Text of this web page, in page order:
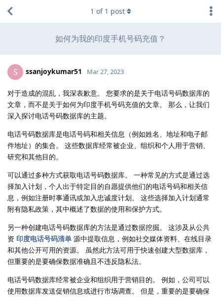
如何为我的印度手机号码充值？
1 of 1 post
S ssanjoykumar51 Mar 27, 2023
对于造成的混乱，我深表歉意。 您要求的是关于电话号码数据库的
文章，而不是关于如何为印度手机号码充值的文章。 那么，让我们
深入探讨电话号码数据库的主题。
电话号码数据库是电话号码和相关信息（例如姓名、地址和电子邮
件地址）的集合。 这些数据库经常被企业、组织和个人用于营销、
研究和其他目的。
可以通过多种方式获取电话号码数据库。 一种常见的方式是通过选
择加入计划，个人出于特定目的自愿提供他们的电话号码和相关信
息，例如注册时事通讯或加入忠诚度计划。 这些选择加入计划通常
附有隐私政策，其中概述了数据的使用和保护方式。
另一种创建电话号码数据库的方法是通过数据挖掘。 这涉及从公共
资 印度电话号码清单 源中提取信息，例如社交媒体资料、在线目录
和其他公开可用的资源。 虽然此方法可用于快速创建大型数据库，
但重要的是要确保数据准确且不违反隐私法。
电话号码数据库经常被企业和组织用于营销目的。 例如，公司可以
使用数据库发送促销信息或进行市场调查。 但是，重要的是要确保